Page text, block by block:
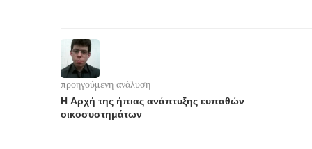
προηγούμενη ανάλυση
Η Αρχή της ήπιας ανάπτυξης ευπαθών
οικοσυστημάτων